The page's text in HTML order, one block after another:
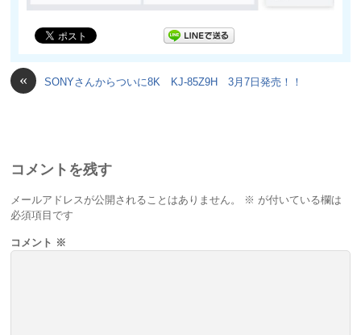
« SONYさんからついに8K KJ-85Z9H 3月7日発売！！
コメントを残す
メールアドレスが公開されることはありません。 ※ が付いている欄は
必須項目です
コメント ※